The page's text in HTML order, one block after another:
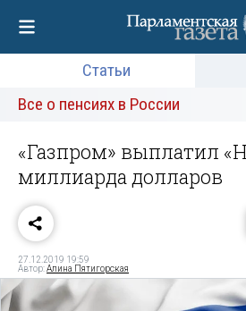
Статьи
Все о пенсиях в России
«Газпром» выплатил
миллиарда долларов
27.12.2019 19:59
Автор:Алина Пятигорская